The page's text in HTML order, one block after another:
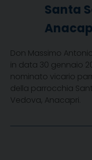
Santa
Don Massimo
in data 30 gennaio
nominato vicario
della parrocchia
Vedova, Anacapri.